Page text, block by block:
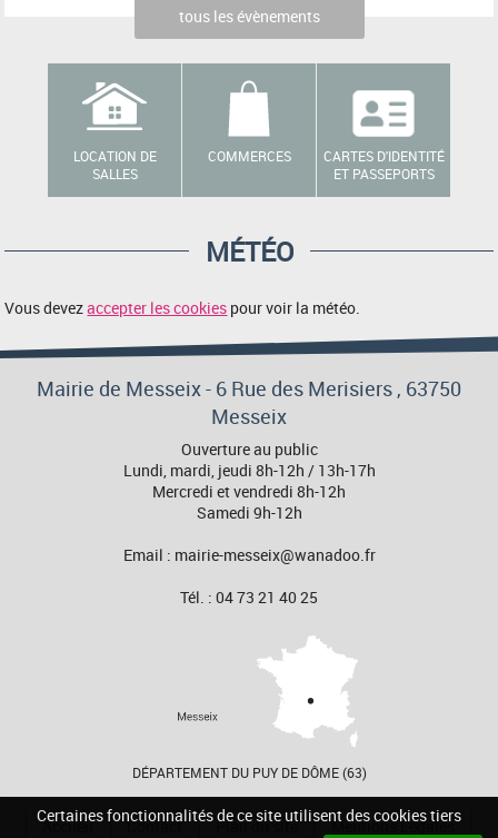
Certaines fonctionnalités de ce site utilisent des cookies tiers
tous les évènements
LOCATION DE
SALLES
COMMERCES
CARTES D'IDENTITÉ
ET PASSEPORTS
MÉTÉO
Vous devezaccepter les cookies pour voir la météo.
Mairie de Messeix - 6 Rue des Merisiers , 63750
Messeix
Ouverture au public
Lundi, mardi, jeudi 8h-12h / 13h-17h
Mercredi et vendredi 8h-12h
Samedi 9h-12h
Email : mairie-messeix@wanadoo.fr
Tél. : 04 73 21 40 25
DÉPARTEMENT DU PUY DE DÔME (63)
Accueil Contact Plan du site Mentions Légales